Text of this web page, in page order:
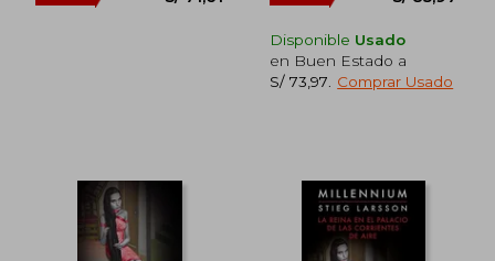
55% 51%
dcto.
Disponible Usado
en Buen Estado a
S/ 73,97
Comprar Usado